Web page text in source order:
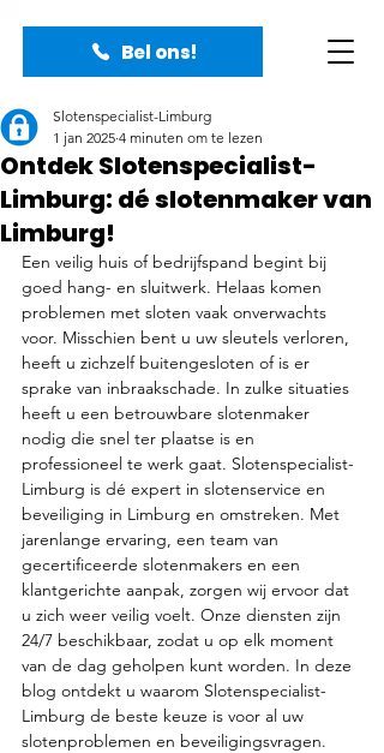
Bel ons!
Ontdek Slotenspecialist-
Limburg: dé slotenmaker van
Limburg!
Slotenspecialist-Limburg
1 jan 2025 4 minuten om te lezen
Een veilig huis of bedrijfspand begint bij
goed hang- en sluitwerk. Helaas komen
problemen met sloten vaak onverwachts
voor. Misschien bent u uw sleutels verloren,
heeft u zichzelf buitengesloten of is er
sprake van inbraakschade. In zulke situaties
heeft u een betrouwbare slotenmaker
nodig die snel ter plaatse is en
professioneel te werk gaat. Slotenspecialist-
Limburg is dé expert in slotenservice en
beveiliging in Limburg en omstreken. Met
jarenlange ervaring, een team van
gecertificeerde slotenmakers en een
klantgerichte aanpak, zorgen wij ervoor dat
u zich weer veilig voelt. Onze diensten zijn
24/7 beschikbaar, zodat u op elk moment
van de dag geholpen kunt worden. In deze
blog ontdekt u waarom Slotenspecialist-
Limburg de beste keuze is voor al uw
slotenproblemen en beveiligingsvragen.